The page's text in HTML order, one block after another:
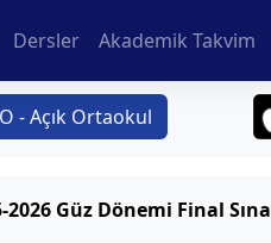
Dersler Akademik Takvim
- Açık Ortaokul
2026 Güz Dönemi Final